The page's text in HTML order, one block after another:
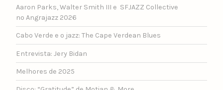
Aaron Parks, Walter Smith III e SFJAZZ Collective
no Angrajazz 2026
Cabo Verde e o jazz: The Cape Verdean Blues
Entrevista: Jery Bidan
Melhores de 2025